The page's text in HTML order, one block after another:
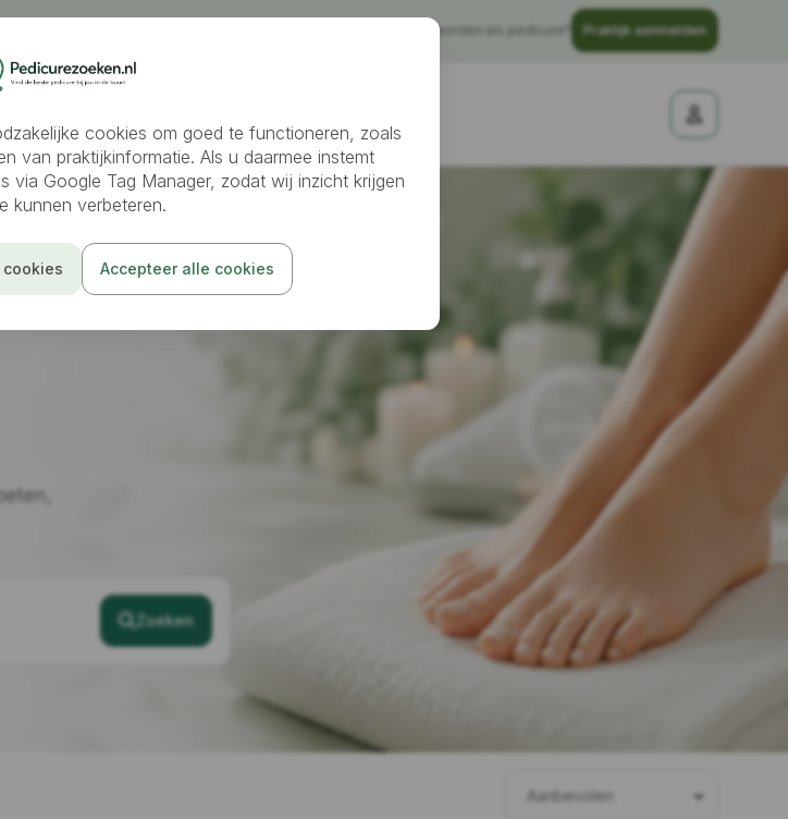
Gratis vindbaar worden als pedicure? Praktijk aanmelden
Zoeken
cookies om goed te functioneren, zoals
van praktijkinformatie. Als u daarmee instemt
via Google Tag Manager, zodat wij inzicht krijgen
kunnen verbeteren.
Accepteer alle cookies